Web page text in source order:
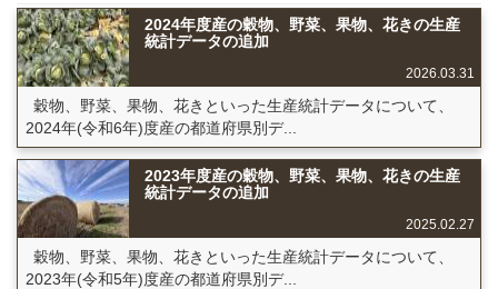
2024年度産の穀物、野菜、果物、花きの生産
統計データの追加
2026.03.31
穀物、野菜、果物、花きといった生産統計データについて、
2024年(令和6年)度産の都道府県別デ...
2023年度産の穀物、野菜、果物、花きの生産
統計データの追加
2025.02.27
穀物、野菜、果物、花きといった生産統計データについて、
2023年(令和5年)度産の都道府県別デ...